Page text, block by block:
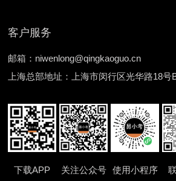
客户服务
邮箱：niwenlong@qingkaoguo.cn
上海总部地址：上海市闵行区光华路18号
下载APP 关注公众号 使用小程序